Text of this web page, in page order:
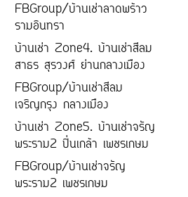
FBGroup/บ้านเช่าลาดพร้าว
รามอินทรา
บ้านเช่า Zone4. บ้านเช่าสีลม
สาธร สุรวงศ์ ย่านกลางเมือง
FBGroup/บ้านเช่าสีลม
เจริญกรุง กลางเมือง
บ้านเช่า Zone5. บ้านเช่าจรัญ
พระราม2 ปิ่นเกล้า เพชรเกษม
FBGroup/บ้านเช่าจรัญ
พระราม2 เพชรเกษม